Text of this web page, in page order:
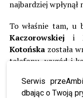
Serwis
dbając o Twoją
najbardziej
To właśnie tam, u
Kaczorowskiej i
Kotońskazostała
telefonu, wygód i
Odpowiadając